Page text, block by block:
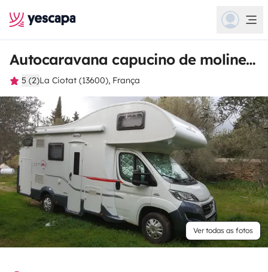
Autocaravana capucino de molinengo
5 (2)La Ciotat (13600), França
Ver todas as fotos